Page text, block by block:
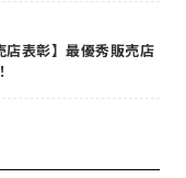
店表彰】最優秀販売店